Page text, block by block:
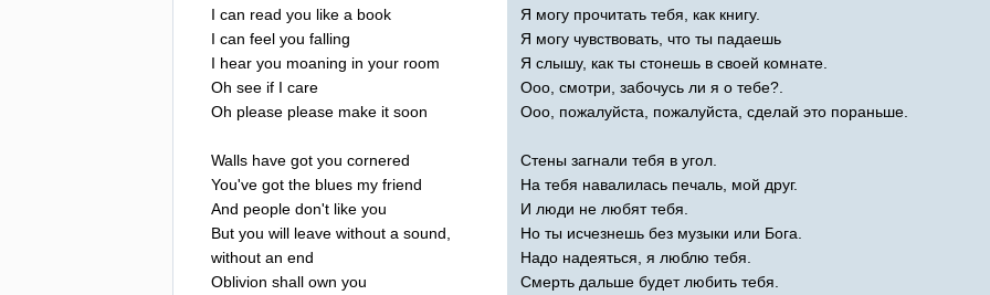
I can read you like a book
I can feel you falling
I hear you moaning in your room
Oh see if I care
Oh please please make it soon
Walls have got you cornered
You've got the blues my friend
And people don't like you
But you will leave without a sound
without an end
Oblivion shall own you
Я могу прочитать тебя, как книгу.
Я могу чувствовать, что ты падаешь
Я слышу, как ты стонешь в своей комнате.
Ооо, смотри, забочусь ли я о тебе?.
Ооо, пожалуйста, пожалуйста, сделай это пораньше.
Стены загнали тебя в угол.
На тебя навалилась печаль, мой друг.
И люди не любят тебя.
Но ты исчезнешь без музыки или Бога.
Надо надеяться, я люблю тебя.
Смерть дальше будет любить тебя.